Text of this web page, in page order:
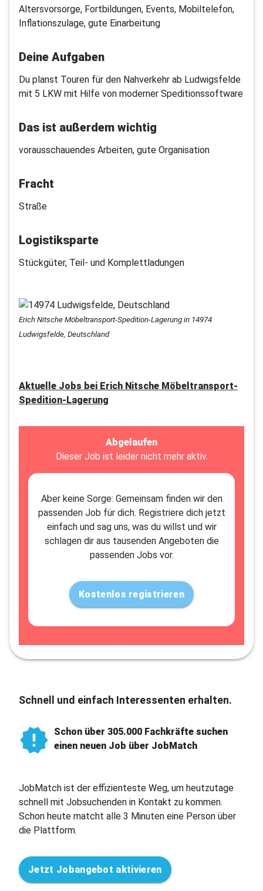
Altersvorsorge, Fortbildungen, Events, Mobiltelefon,
Inflationszulage, gute Einarbeitung
Deine Aufgaben
Du planst Touren für den Nahverkehr ab Ludwigsfelde
mit 5 LKW mit Hilfe von moderner Speditionssoftware
Das ist außerdem wichtig
vorausschauendes Arbeiten, gute Organisation
Fracht
Straße
Logistiksparte
Stückgüter, Teil- und Komplettladungen
Erich Nitsche Möbeltransport-Spedition-Lagerung in 14974
Ludwigsfelde, Deutschland
Aktuelle Jobs bei Erich Nitsche Möbeltransport-
Spedition-Lagerung
Abgelaufen
Dieser Job ist leider nicht mehr aktiv.
Aber keine Sorge: Gemeinsam finden wir den
passenden Job für dich. Registriere dich jetzt
einfach und sag uns, was du willst und wir
schlagen dir aus tausenden Angeboten die
passenden Jobs vor.
Kostenlos registrieren
Schnell und einfach Interessenten erhalten.
Schon über 305.000 Fachkräfte suchen
einen neuen Job über JobMatch
JobMatch ist der effizienteste Weg, um heutzutage
schnell mit Jobsuchenden in Kontakt zu kommen.
Schon heute matcht alle 3 Minuten eine Person über
die Plattform.
Jetzt Jobangebot aktivieren